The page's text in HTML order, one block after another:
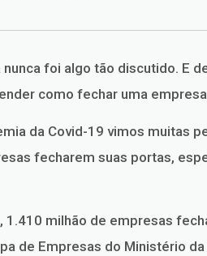
foi algo tão discutido. E
como fechar uma
da Covid-19 vimos muitas
fecharem suas portas,
1.410 milhão de empresas
de Empresas do Ministério da